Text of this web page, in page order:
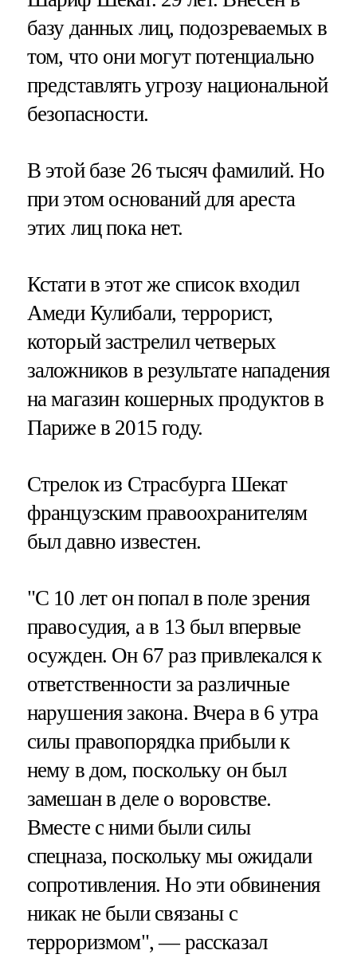
базу данных лиц, подозреваемых в
том, что они могут потенциально
представлять угрозу национальной
безопасности.
В этой базе 26 тысяч фамилий. Но
при этом оснований для ареста
этих лиц пока нет.
Кстати в этот же список входил
Амеди Кулибали, террорист,
который застрелил четверых
заложников в результате нападения
на магазин кошерных продуктов в
Париже в 2015 году.
Стрелок из Страсбурга Шекат
французским правоохранителям
был давно известен.
"С 10 лет он попал в поле зрения
правосудия, а в 13 был впервые
осужден. Он 67 раз привлекался к
ответственности за различные
нарушения закона. Вчера в 6 утра
силы правопорядка прибыли к
нему в дом, поскольку он был
замешан в деле о воровстве.
Вместе с ними были силы
спецназа, поскольку мы ожидали
сопротивления. Но эти обвинения
никак не были связаны с
терроризмом", — рассказал